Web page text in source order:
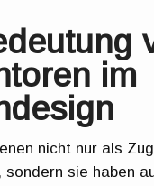
im
nicht nur als
sondern sie haben